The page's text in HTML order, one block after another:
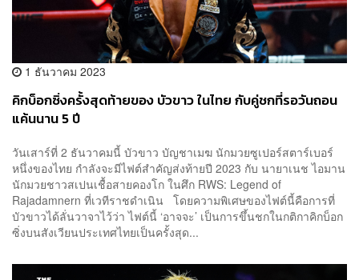
1 ธันวาคม 2023
คิกบ็อกซิ่งครั้งสุดท้ายของ บัวขาว ในไทย กับคู่ชกที่รอวันถอน
แค้นนาน 5 ปี
วันเสาร์ที่ 2 ธันวาคมนี้ บัวขาว บัญชาเมฆ นักมวยซูเปอร์สตาร์เบอร์
หนึ่งของไทย กำลังจะมีไฟต์สำคัญส่งท้ายปี 2023 กับ นายาเนช ไอมาน
นักมวยชาวสเปนเชื้อสายคองโก ในศึก RWS: Legend of
Rajadamnern ที่เวทีราชดำเนิน โดยความพิเศษของไฟต์นี้คือการที่
บัวขาวได้ลั่นวาจาไว้ว่า ไฟต์นี้ ‘อาจจะ’ เป็นการขึ้นชกในกติกาคิกบ็อก
ซิ่งบนสังเวียนประเทศไทยเป็นครั้งสุด...